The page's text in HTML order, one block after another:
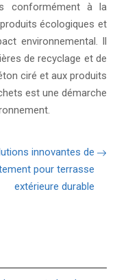
conformément à la
écologiques et
environnemental. Il
de recyclage et de
ciré et aux produits
est une démarche
innovantes de
pour terrasse
extérieure durable